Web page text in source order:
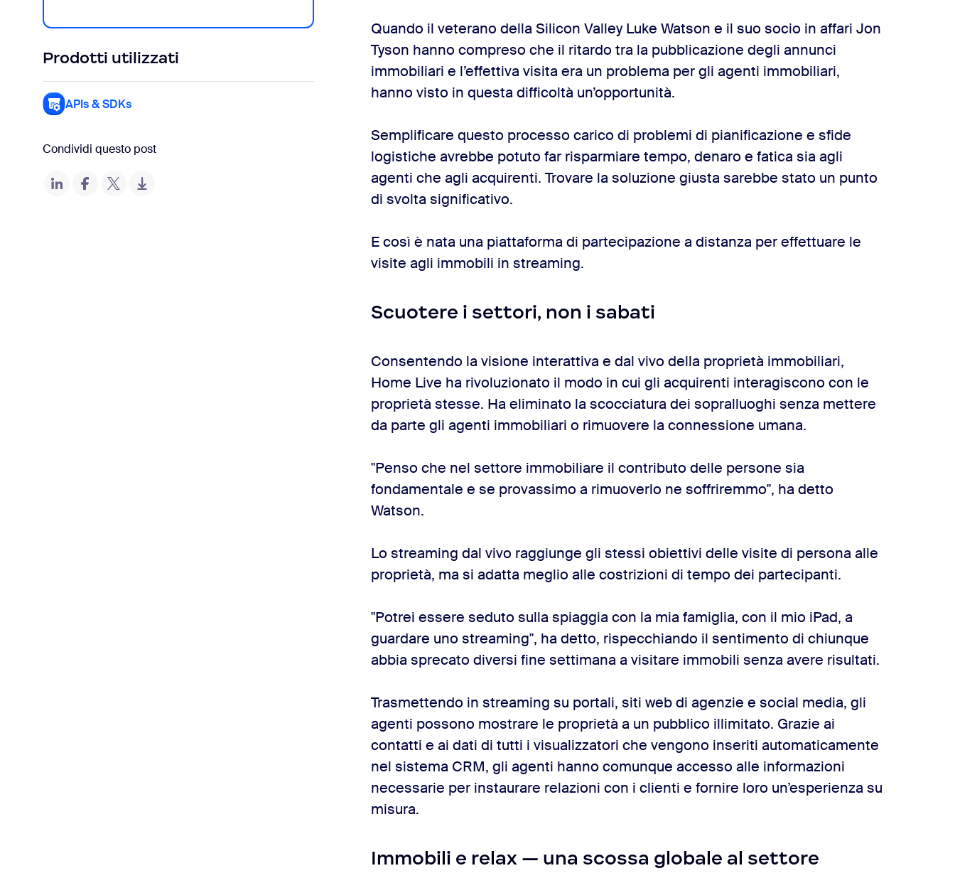
Prodotti utilizzati
APIs & SDKs
Condividi questo post
Quando il veterano della Silicon Valley Luke Watson e il suo socio in affari Jon
Tyson hanno compreso che il ritardo tra la pubblicazione degli annunci
immobiliari e l’effettiva visita era un problema per gli agenti immobiliari,
hanno visto in questa difficoltà un’opportunità.
Semplificare questo processo carico di problemi di pianificazione e sfide
logistiche avrebbe potuto far risparmiare tempo, denaro e fatica sia agli
agenti che agli acquirenti. Trovare la soluzione giusta sarebbe stato un punto
di svolta significativo.
E così è nata una piattaforma di partecipazione a distanza per effettuare le
visite agli immobili in streaming.
Scuotere i settori, non i sabati
Consentendo la visione interattiva e dal vivo della proprietà immobiliari,
Home Live ha rivoluzionato il modo in cui gli acquirenti interagiscono con le
proprietà stesse. Ha eliminato la scocciatura dei sopralluoghi senza mettere
da parte gli agenti immobiliari o rimuovere la connessione umana.
"Penso che nel settore immobiliare il contributo delle persone sia
fondamentale e se provassimo a rimuoverlo ne soffriremmo", ha detto
Watson.
Lo streaming dal vivo raggiunge gli stessi obiettivi delle visite di persona alle
proprietà, ma si adatta meglio alle costrizioni di tempo dei partecipanti.
"Potrei essere seduto sulla spiaggia con la mia famiglia, con il mio iPad, a
guardare uno streaming", ha detto, rispecchiando il sentimento di chiunque
abbia sprecato diversi fine settimana a visitare immobili senza avere risultati.
Trasmettendo in streaming su portali, siti web di agenzie e social media, gli
agenti possono mostrare le proprietà a un pubblico illimitato. Grazie ai
contatti e ai dati di tutti i visualizzatori che vengono inseriti automaticamente
nel sistema CRM, gli agenti hanno comunque accesso alle informazioni
necessarie per instaurare relazioni con i clienti e fornire loro un’esperienza su
misura.
Immobili e relax — una scossa globale al settore